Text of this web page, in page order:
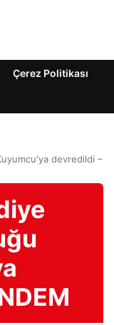
Çerez Politikası
devredildi –